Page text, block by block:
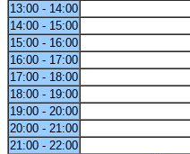
13:00 - 14:00
14:00 - 15:00
15:00 - 16:00
16:00 - 17:00
17:00 - 18:00
18:00 - 19:00
19:00 - 20:00
20:00 - 21:00
21:00 - 22:00